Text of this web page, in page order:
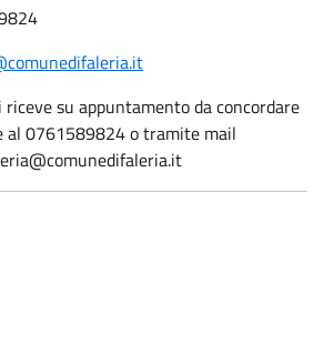
riceve su appuntamento da concordare
al 0761589824 o tramite mail